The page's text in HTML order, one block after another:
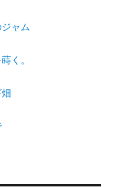
ャム
く。